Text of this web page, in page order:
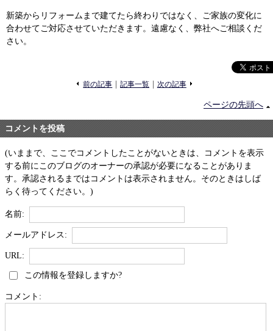
新築からリフォームまで建てたら終わりではなく、ご家族の変化に
合わせてご対応させていただきます。遠慮なく、弊社へご相談くだ
さい。
«
前の記事 記事一覧 次の記事
ページの先頭へ
コメントを投稿
(いままで、ここでコメントしたことがないときは、コメントを表示
する前にこのブログのオーナーの承認が必要になることがありま
す。承認されるまではコメントは表示されません。そのときはしば
らく待ってください。)
名前:
メールアドレス:
URL:
この情報を登録しますか?
コメント: